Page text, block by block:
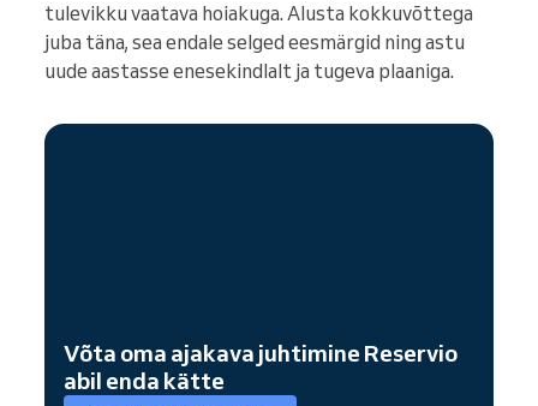
tulevikku vaatava hoiakuga. Alusta kokkuvõttega
juba täna, sea endale selged eesmärgid ning astu
uude aastasse enesekindlalt ja tugeva plaaniga.
Võta oma ajakava juhtimine Reservio
abil enda kätte